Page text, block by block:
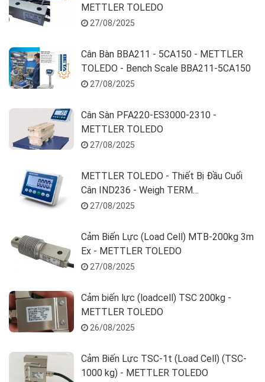
METTLER TOLEDO
27/08/2025
Cân Bàn BBA211 - 5CA150 - METTLER
TOLEDO - Bench Scale BBA211-5CA150
27/08/2025
Cân Sàn PFA220-ES3000-2310 -
METTLER TOLEDO
27/08/2025
METTLER TOLEDO - Thiết Bị Đầu Cuối
Cân IND236 - Weigh TERM
236H10001000N00
27/08/2025
Cảm Biến Lực (Load Cell) MTB-200kg 3m
Ex - METTLER TOLEDO
27/08/2025
Cảm biến lực (loadcell) TSC 200kg -
METTLER TOLEDO
26/08/2025
Cảm Biến Lực TSC-1t (Load Cell) (TSC-
1000 kg) - METTLER TOLEDO